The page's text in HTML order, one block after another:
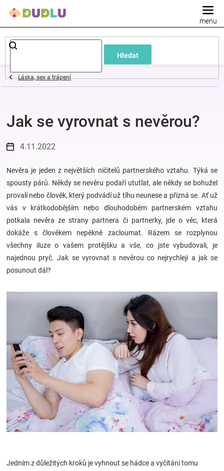
Hledat
Dětské
a
oblečení
Pokojíček
a
kojenecká
výbava
Hračky
a
děti
Těhotenské
oblečení
Novinky
Značky
Láska, sex a trápení
Jak se vyrovnat s nevěrou?
4.11.2022
Nevěra je jeden z největších ničitelů partnerského vztahu. Týká se
spousty párů. Někdy se nevěru podaří ututlat, ale někdy se bohužel
provalí nebo člověk, který podvádí už tíhu neunese a přizná se. Ať už
vás v krátkodobějším nebo dlouhodobém partnerském vztahu
potkala nevěra ze strany partnera či partnerky, jde o věc, která
dokáže s člověkem nepěkně zacloumat. Rázem se rozplynou
všechny iluze o vašem protějšku a vše, co jste vybudovali, je
najednou pryč. Jak se vyrovnat s nevěrou co nejrychleji a jak se
posunout dál?
Jedním z důležitých kroků je vyhnout se hádce a vyčítání tomu